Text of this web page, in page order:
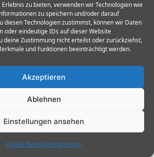
zu bieten, verwenden wir Technologien wie
zu speichern und/oder darauf
diesen Technologien zustimmst, können wir Daten
oder eindeutige IDs auf dieser Website
deine Zustimmung nicht erteilst oder zurückziehst,
und Funktionen beeinträchtigt werden.
Akzeptieren
Ablehnen
Einstellungen ansehen
Cookie-RichtlinieImpressum
dlpage/gaopto
zum Browser-Add-on,
bei Browsern auf mobilen
können Sie die Erfassung
Analytics zudem
indem Sie auf diesen Link
beim Besuch dieser Website
Der Opt-out-Cookie gilt nur in
und nur für unsere